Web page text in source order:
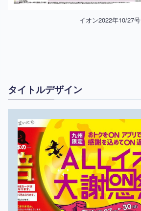
イオン2022年10/27号
タイトルデザイン